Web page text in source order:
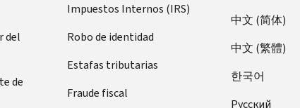
del
de
Impuestos Internos (IRS)
Robo de identidad
Estafas tributarias
Fraude fiscal
中文 (简体)
中文 (繁體)
한국어
Pусский